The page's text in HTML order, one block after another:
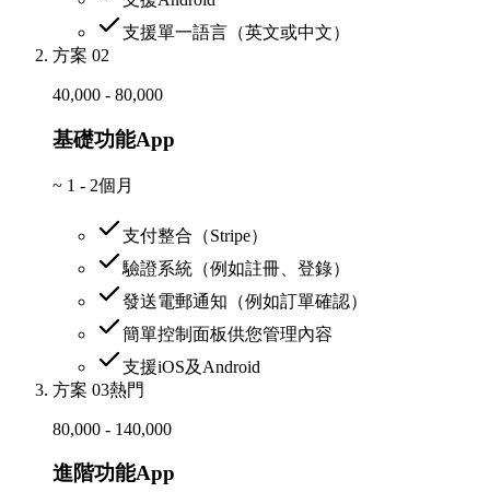
支援單一語言（英文或中文）
方案 02
40,000 - 80,000
基礎功能App
~ 1 - 2個月
支付整合（Stripe）
驗證系統（例如註冊、登錄）
發送電郵通知（例如訂單確認）
簡單控制面板供您管理內容
支援iOS及Android
方案 03熱門
80,000 - 140,000
進階功能App